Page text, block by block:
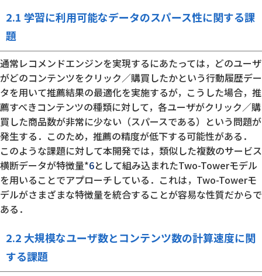
2.1 学習に利用可能なデータのスパース性に関する課
題
通常レコメンドエンジンを実現するにあたっては，どのユーザ
がどのコンテンツをクリック／購買したかという行動履歴デー
タを用いて推薦結果の最適化を実施するが，こうした場合，推
薦すべきコンテンツの種類に対して，各ユーザがクリック／購
買した商品数が非常に少ない（スパースである）という問題が
発生する．このため，推薦の精度が低下する可能性がある．
このような課題に対して本開発では，類似した複数のサービス
横断データが特徴量*6として組み込まれたTwo-Towerモデル
を用いることでアプローチしている．これは，Two-Towerモ
デルがさまざまな特徴量を統合することが容易な性質だからで
ある．
2.2 大規模なユーザ数とコンテンツ数の計算速度に関
する課題